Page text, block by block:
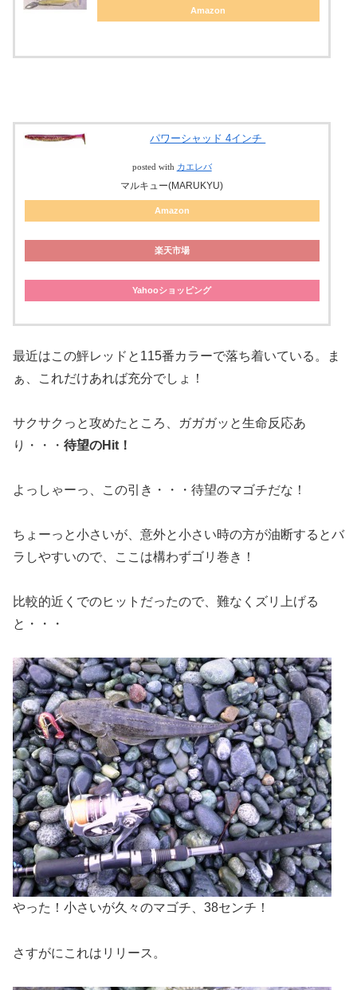
Amazon
パワーシャッド 4インチ
posted with カエレバ
マルキュー(MARUKYU)
Amazon
楽天市場
Yahooショッピング
最近はこの鮃レッドと115番カラーで落ち着いている。ま
ぁ、これだけあれば充分でしょ！
サクサクっと攻めたところ、ガガガッと生命反応あ
り・・・ 待望のHit！
よっしゃーっ、この引き・・・待望のマゴチだな！
ちょーっと小さいが、意外と小さい時の方が油断するとバ
ラしやすいので、ここは構わずゴリ巻き！
比較的近くでのヒットだったので、難なくズリ上げる
と・・・
やった！小さいが久々のマゴチ、38センチ！
さすがにこれはリリース。